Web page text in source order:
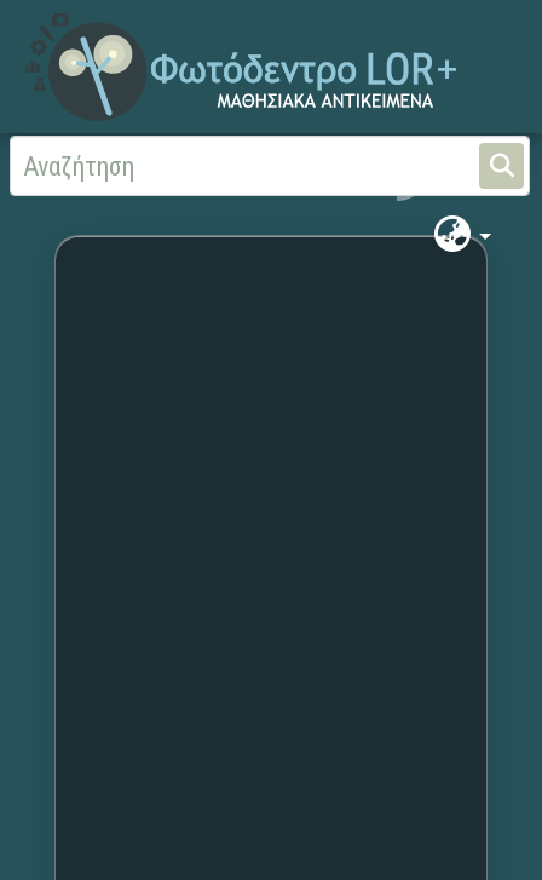
Αρχική Χωρίς τίτλο